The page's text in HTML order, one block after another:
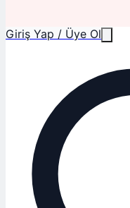
Giriş Yap / Üye Ol